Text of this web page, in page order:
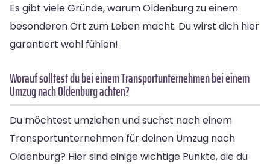
Es gibt viele Gründe, warum Oldenburg zu einem
besonderen Ort zum Leben macht. Du wirst dich hier
garantiert wohl fühlen!
Worauf solltest du bei einem Transportunternehmen bei einem
Umzug nach Oldenburg achten?
Du möchtest umziehen und suchst nach einem
Transportunternehmen für deinen Umzug nach
Oldenburg? Hier sind einige wichtige Punkte, die du